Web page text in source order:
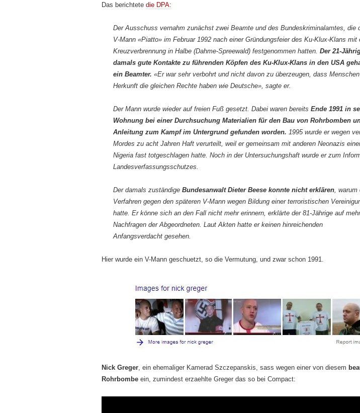
Das berichtete die DPA:
Der Ausschuss vernahm zunächst zwei Beamte und des Bundeskriminalamtes, die
V-Mann «Piatto» im Februar 1992 nach einer Gründungsfeier des Ku-Klux-Klans mit
Kreuzverbrennung in Halbe (Dahme-Spreewald) festgenommen hatten. Der 21-
damals gute Kontakte zu führenden Köpfen des Ku-Klux-Klans in den USA
ein Beamter. «Er war sehr verbohrt und nicht davon zu überzeugen, dass
Herkunft die gleichen Rechte haben wie Deutsche», sagte er.
Der Mann wurde wieder auf freien Fuß gesetzt. Dabei waren bereits Ende 1991 in
Wohnung bei einer Durchsuchung Materialien für den Bau von Rohrbomben
Anleitung zum Kampf im Untergrund gefunden worden. 1995 wurde er wegen
Mordes zu acht Jahren Haft verurteilt, weil er gemeinsam mit anderen Neonazis
Nigeria fast totgeschlagen hatte. Noch in der Untersuchungshaft wurde er zum
Landesverfassungsschutzes.
Der damals zuständige Bundesanwalt Dieter Beese konnte nicht erklären, warum
Verfahren gegen den späteren V-Mann wegen Bildung einer terroristischen
hatte. Er könne sich an den Fall nicht mehr erinnern, erklärte der 81-Jährige auf
Nachfragen der Abgeordneten. Laut Akten hatte er keinen hinreichenden
Anfangsverdacht gesehen.
Hier wurde ein V-Mann geschuetzt, so die Vermutung, und zwar schon 1991.
Nick Greger, ein ehemaliger Kamerad Szczepanskis, sass wegen einer von diesem
Rohrbombe ein, zumindest erzaehlte Greger das so bei Compact: